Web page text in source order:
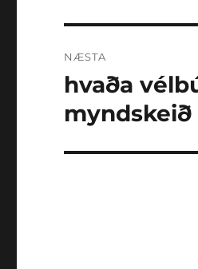
NÆSTA
Næsta
hvaða